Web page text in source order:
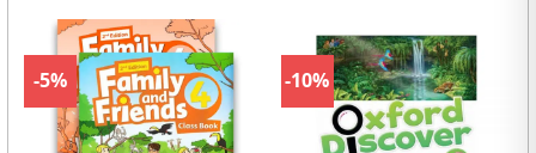
-5% -10%